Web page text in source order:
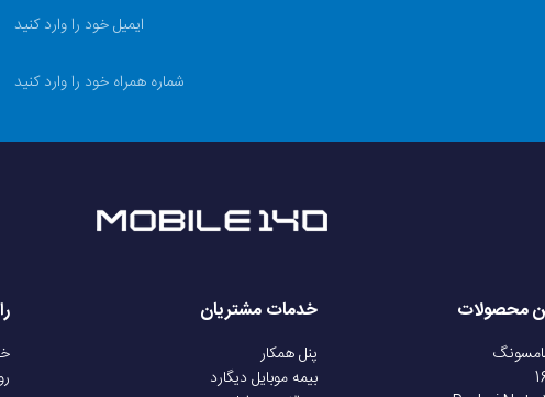
محصولات خدمات مشتریان
پنل همکار
بیمه موبایل دیگارد